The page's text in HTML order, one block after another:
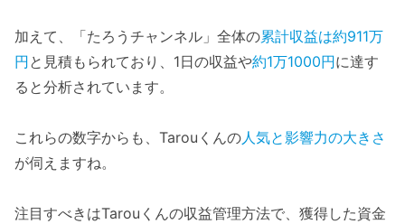
加えて、「たろうチャンネル」全体の累計収益は約911万
円と見積もられており、1日の収益や約1万1000円に達す
ると分析されています。
これらの数字からも、Tarouくんの人気と影響力の大きさ
が伺えますね。
注目すべきはTarouくんの収益管理方法で、獲得した資金